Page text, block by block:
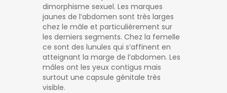
dimorphisme sexuel. Les marques
jaunes de l’abdomen sont très larges
chez le mâle et particulièrement sur
les derniers segments. Chez la femelle
ce sont des lunules qui s’affinent en
atteignant la marge de l’abdomen. Les
mâles ont les yeux contigus mais
surtout une capsule génitale très
visible.